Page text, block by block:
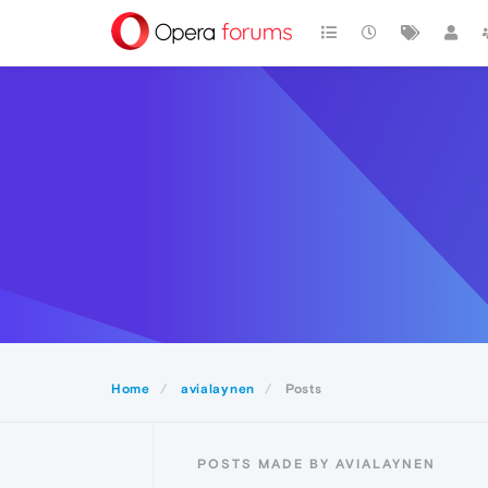
Home avialaynen Posts
POSTS MADE BY AVIALAYNEN